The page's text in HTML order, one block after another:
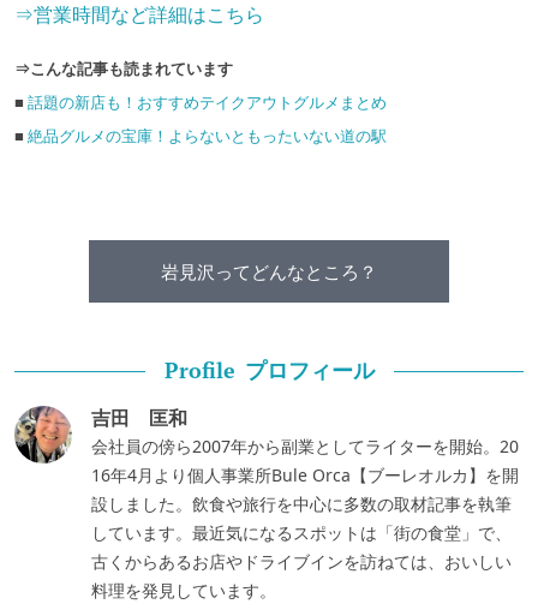
⇒営業時間など詳細はこちら
⇒こんな記事も読まれています
■ 話題の新店も！おすすめテイクアウトグルメまとめ
■ 絶品グルメの宝庫！よらないともったいない道の駅
岩見沢ってどんなところ？
Profile プロフィール
吉田 匡和
会社員の傍ら2007年から副業としてライターを開始。20
16年4月より個人事業所Bule Orca【ブーレオルカ】を開
設しました。飲食や旅行を中心に多数の取材記事を執筆
しています。最近気になるスポットは「街の食堂」で、
古くからあるお店やドライブインを訪ねては、おいしい
料理を発見しています。